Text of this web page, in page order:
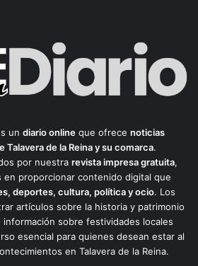
un diario online que ofrece noticias
Talavera de la Reina y su comarca.
por nuestra revista impresa gratuita,
en proporcionar contenido digital que
deportes, cultura, política y ocio. Los
artículos sobre la historia y patrimonio
información sobre festividades locales
esencial para quienes desean estar al
en Talavera de la Reina.